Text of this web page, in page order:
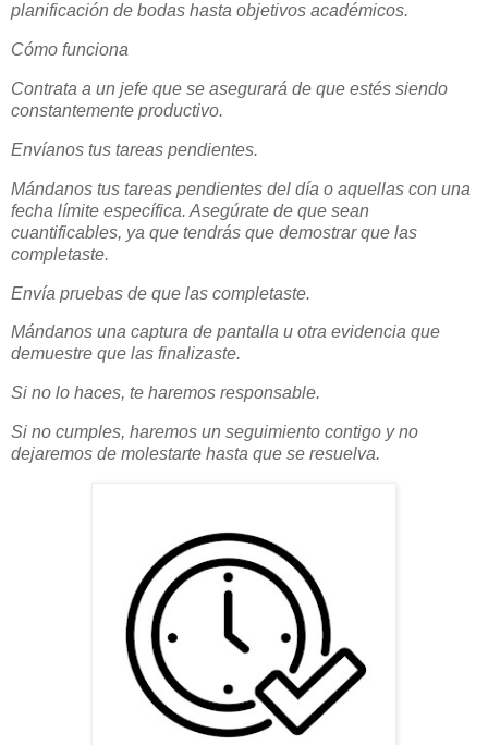
planificación de bodas hasta objetivos académicos.
Cómo funciona
Contrata a un jefe que se asegurará de que estés siendo
constantemente productivo.
Envíanos tus tareas pendientes.
Mándanos tus tareas pendientes del día o aquellas con una
fecha límite específica. Asegúrate de que sean
cuantificables, ya que tendrás que demostrar que las
completaste.
Envía pruebas de que las completaste.
Mándanos una captura de pantalla u otra evidencia que
demuestre que las finalizaste.
Si no lo haces, te haremos responsable.
Si no cumples, haremos un seguimiento contigo y no
dejaremos de molestarte hasta que se resuelva.